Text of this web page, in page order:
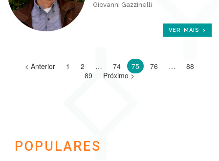
Giovanni Gazzinelli
VER MAIS >
< Anterior 1 2 … 74 75 76 …
88
89
Próximo >
POPULARES